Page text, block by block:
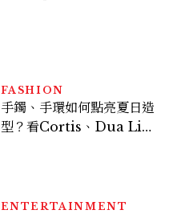
FASHION
手鐲、手環如何點亮夏日造
型？看Cortis、Dua Lip
ENTERTAINMENT